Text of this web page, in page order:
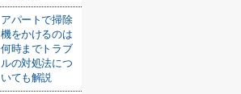
アパートで掃除
機をかけるのは
何時までトラブ
ルの対処法につ
いても解説